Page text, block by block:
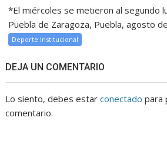
*El miércoles se metieron al segundo
Puebla de Zaragoza, Puebla, agosto
Deporte Institucional
DEJA UN COMENTARIO
Lo siento, debes estarconectado para
comentario.